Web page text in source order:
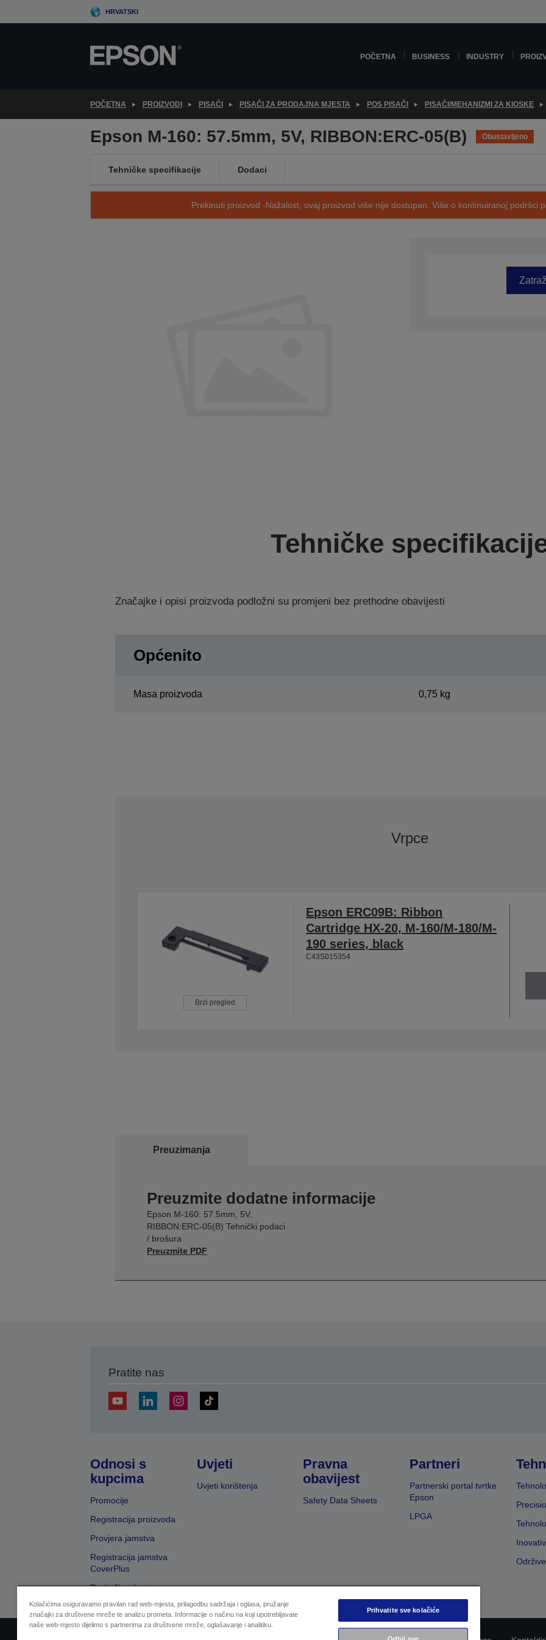
to
HRVATSKI
POČETNA BUSINESS INDUSTRY
POČETNA PROIZVODI PISAČI PISAČI ZA PRODAJNA MJESTA POS PISAČI PISAČI/MEHANIZMI ZA KIOSKE
Epson M-160: 57.5mm, 5V, RIBBON:ERC-05(B) Obustavljeno
Tehničke specifikacije Dodaci
Prekinuti proizvod -Nažalost, ovaj proizvod više nije dostupan. Više o kontinuiranoj podršci
Tehničke
Značajke i opisi proizvoda podložni su promjeni bez prethodne obavijesti
Općenito
Masa proizvoda 0,75 kg
Vrpce
Brzi pregled
Epson ERC09B: Ribbon
Cartridge HX-20, M-160/M-180/M-
190 series, black
C43S015354
Preuzimanja
Preuzmite dodatne informacije
Epson M-160: 57.5mm, 5V,
RIBBON:ERC-05(B) Tehnički podaci
/ brošura
Preuzmite PDF
Pratite nas
Odnosi s
kupcima
Promocije
Registracija proizvoda
Provjera jamstva
Registracija jamstva
CoverPlus
Pretraživanje trgovaca
Uvjeti
Uvjeti korištenja
Pravna
obavijest
Safety Data Sheets
Partneri
Partnerski portal tvrtke
Epson
LPGA
Kolačićima osiguravamo pravilan rad web-mjesta, prilagodbu sadržaja i oglasa, pružanje
značajki za društvene mreže te analizu prometa. Informacije o načinu na koji upotrebljavate
naše web-mjesto dijelimo s partnerima za društvene mreže, oglašavanje i analitiku.
Prihvatite sve kolačiće